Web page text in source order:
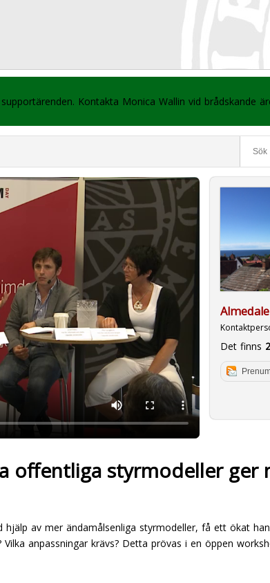
Kontakta Monica Wallin vid brådskande
Det finns
offentliga styrmodeller ger
hjälp av mer ändamålsenliga styrmodeller, få ett ökat
anpassningar krävs? Detta prövas i en öppen